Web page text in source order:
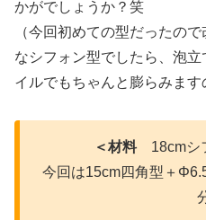
かがでしょうか？笑
（今回初めての型だったの
なシフォン型でしたら、泡
イルでもちゃんと膨らみます
＜材料18cmシ
今回は15cm四角型＋